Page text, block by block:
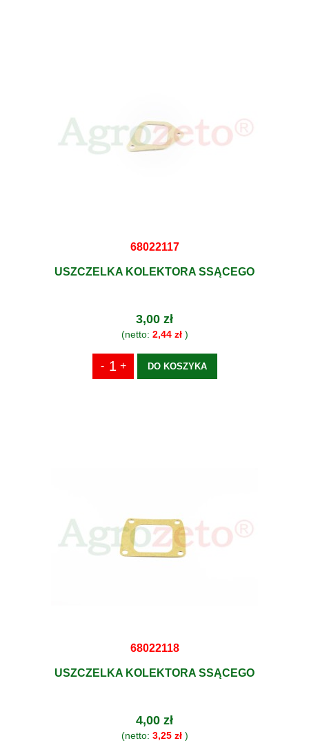
68022117
USZCZELKA KOLEKTORA SSĄCEGO
3,00 zł
(netto: 2,44 zł)
DO KOSZYKA
68022118
USZCZELKA KOLEKTORA SSĄCEGO
4,00 zł
(netto: 3,25 zł)